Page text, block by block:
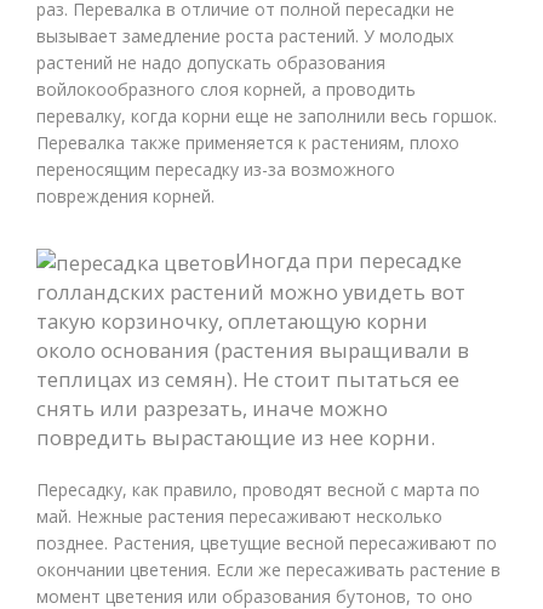
раз. Перевалка в отличие от полной пересадки не
вызывает замедление роста растений. У молодых
растений не надо допускать образования
войлокообразного слоя корней, а проводить
перевалку, когда корни еще не заполнили весь горшок.
Перевалка также применяется к растениям, плохо
переносящим пересадку из-за возможного
повреждения корней.
Иногда при пересадке
голландских растений можно увидеть вот
такую корзиночку, оплетающую корни
около основания (растения выращивали в
теплицах из семян). Не стоит пытаться ее
снять или разрезать, иначе можно
повредить вырастающие из нее корни.
Пересадку, как правило, проводят весной с марта по
май. Нежные растения пересаживают несколько
позднее. Растения, цветущие весной пересаживают по
окончании цветения. Если же пересаживать растение в
момент цветения или образования бутонов, то оно